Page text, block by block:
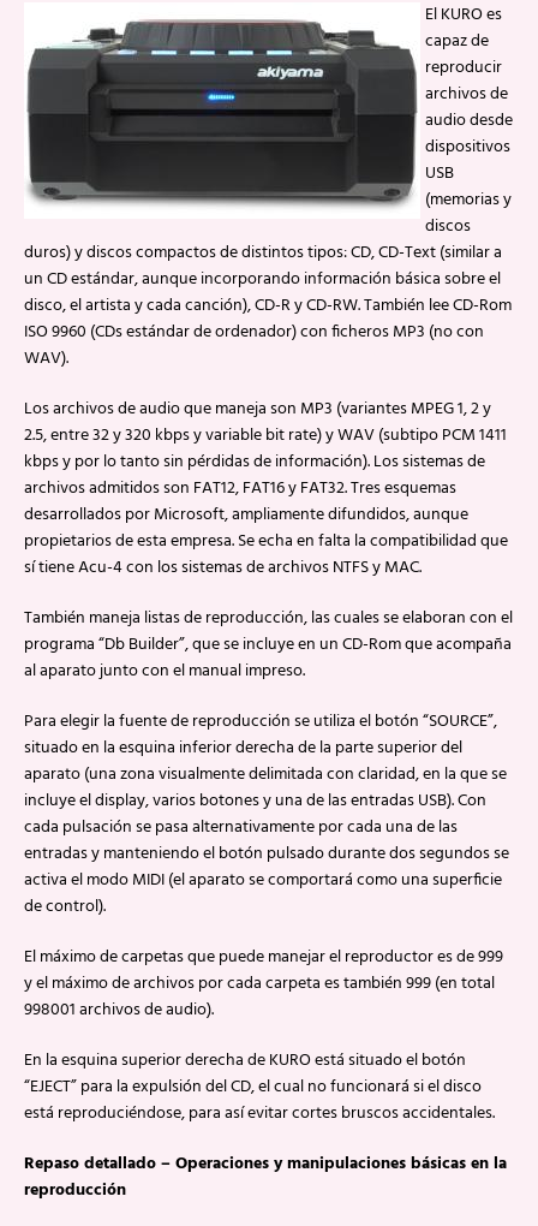
El KURO es
capaz de
reproducir
archivos de
audio desde
dispositivos
USB
(memorias y
discos
duros) y discos compactos de distintos tipos: CD, CD-Text (similar a
un CD estándar, aunque incorporando información básica sobre el
disco, el artista y cada canción), CD-R y CD-RW. También lee CD-Rom
ISO 9960 (CDs estándar de ordenador) con ficheros MP3 (no con
WAV).
Los archivos de audio que maneja son MP3 (variantes MPEG 1, 2 y
2.5, entre 32 y 320 kbps y variable bit rate) y WAV (subtipo PCM 1411
kbps y por lo tanto sin pérdidas de información). Los sistemas de
archivos admitidos son FAT12, FAT16 y FAT32. Tres esquemas
desarrollados por Microsoft, ampliamente difundidos, aunque
propietarios de esta empresa. Se echa en falta la compatibilidad que
sí tiene Acu-4 con los sistemas de archivos NTFS y MAC.
También maneja listas de reproducción, las cuales se elaboran con el
programa “Db Builder”, que se incluye en un CD-Rom que acompaña
al aparato junto con el manual impreso.
Para elegir la fuente de reproducción se utiliza el botón “SOURCE”,
situado en la esquina inferior derecha de la parte superior del
aparato (una zona visualmente delimitada con claridad, en la que se
incluye el display, varios botones y una de las entradas USB). Con
cada pulsación se pasa alternativamente por cada una de las
entradas y manteniendo el botón pulsado durante dos segundos se
activa el modo MIDI (el aparato se comportará como una superficie
de control).
El máximo de carpetas que puede manejar el reproductor es de 999
y el máximo de archivos por cada carpeta es también 999 (en total
998001 archivos de audio).
En la esquina superior derecha de KURO está situado el botón
“EJECT” para la expulsión del CD, el cual no funcionará si el disco
está reproduciéndose, para así evitar cortes bruscos accidentales.
Repaso detallado – Operaciones y manipulaciones básicas en la
reproducción